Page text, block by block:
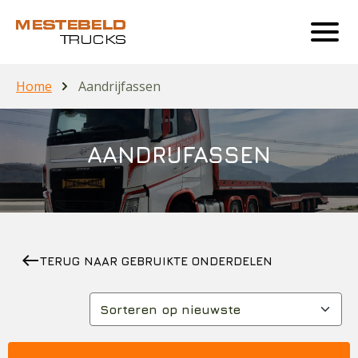
Home Aandrijfassen
AANDRIJFASSEN
westTERUG NAAR GEBRUIKTE ONDERDELEN